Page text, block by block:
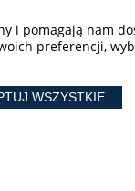
tel.:+ 48 603
pomagają nam
preferencji,
WSZYSTKIE